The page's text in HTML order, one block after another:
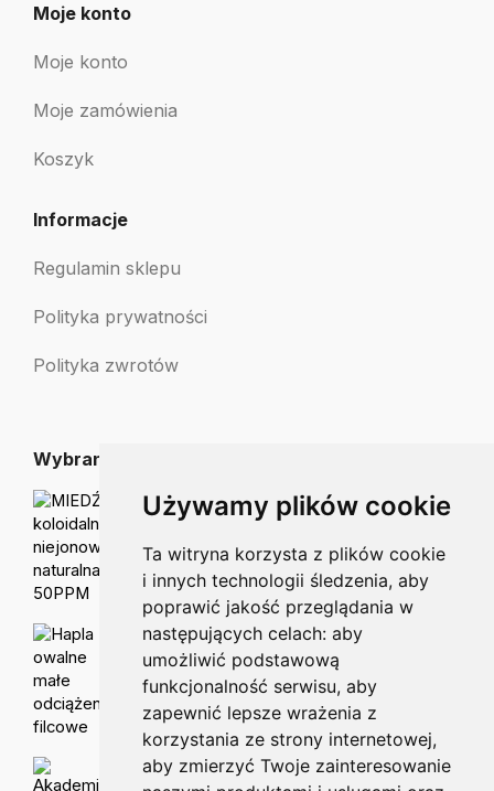
Używamy plików cookie
Ta witryna korzysta z plików cookie
i innych technologii śledzenia, aby
poprawić jakość przeglądania w
następujących celach: aby
umożliwić podstawową
funkcjonalność serwisu, aby
zapewnić lepsze wrażenia z
korzystania ze strony internetowej,
aby zmierzyć Twoje zainteresowanie
Moje konto
Moje konto
Moje zamówienia
Koszyk
Informacje
Regulamin sklepu
Polityka prywatności
Polityka zwrotów
Wybrane dla Ciebie
MIEDŹ koloidalna niejonowa naturalna 50PPM
25.00
Od:8.20zł
Akademia Podologii Brodaw-X 20ml